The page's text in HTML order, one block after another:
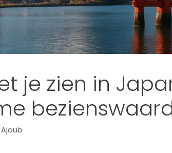
je zien in
Ajoub